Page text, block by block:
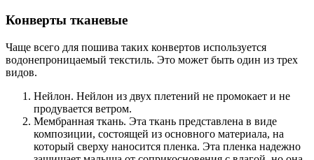
Конверты тканевые
Чаще всего для пошива таких конвертов используется
водонепроницаемый текстиль. Это может быть один из трех
видов.
Нейлон. Нейлон из двух плетений не промокает и не
продувается ветром.
Мембранная ткань. Эта ткань представлена в виде
композиции, состоящей из основного материала, на
который сверху наносится пленка. Эта пленка надежно